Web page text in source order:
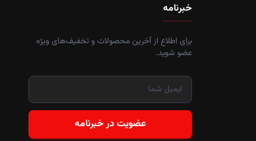
خبرنامه
برای اطلاع از آخرین محصولات و تخفیف‌های ویژه
عضو شوید.
عضویت در خبرنامه